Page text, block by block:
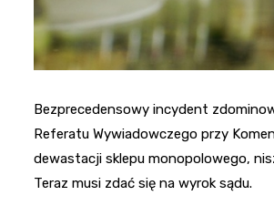
Bezprecedensowy incydent
Referatu Wywiadowczego przy
dewastacji sklepu monopolowego,
Teraz musi zdać się na wyrok sądu.